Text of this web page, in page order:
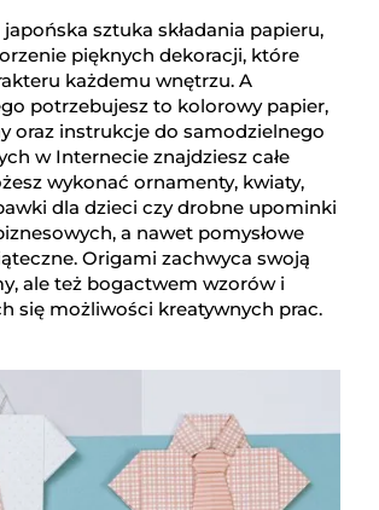
sztuka składania papieru,
pięknych dekoracji, które
każdemu wnętrzu. A
potrzebujesz to kolorowy papier,
oraz instrukcje do samodzielnego
w Internecie znajdziesz całe
wykonać ornamenty, kwiaty,
dla dzieci czy drobne upominki
a nawet pomysłowe
Origami zachwyca swoją
ale też bogactwem wzorów i
się możliwości kreatywnych prac.